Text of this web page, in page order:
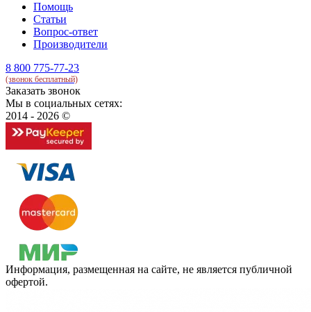
Помощь
Статьи
Вопрос-ответ
Производители
8 800 775-77-23
(звонок бесплатный)
Заказать звонок
Мы в социальных сетях:
2014 - 2026 ©
Информация, размещенная на сайте, не является публичной
офертой.